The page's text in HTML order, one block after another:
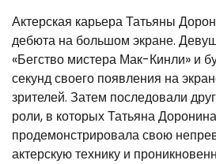
Актерская карьера Татьяны
дебюта на большом экране.
«Бегство мистера Мак-Кинли» и
секунд своего появления на
зрителей. Затем последовали
роли, в которых Татьяна Доронина
продемонстрировала свою
актерскую технику и